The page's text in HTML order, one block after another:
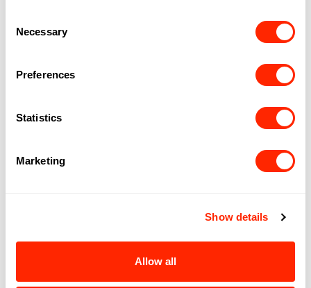
Selection
Necessary
Preferences
Statistics
Marketing
Show details
Allow all